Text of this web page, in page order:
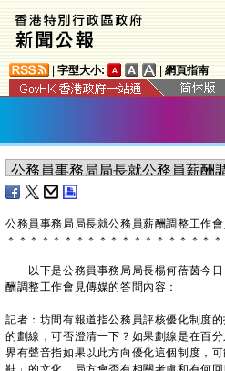
字型大小: 網頁指南
公務員事務局局長就公務員薪酬調整工作會
＊ ＊ ＊ ＊ ＊ ＊ ＊ ＊ ＊ ＊ ＊ ＊ ＊ ＊ ＊ ＊ ＊ ＊ ＊
以下是公務員事務局局長楊何蓓茵今日
酬調整工作會見傳媒的答問內容：
記者：坊間有報道指公務員評核優化制度
的劃線，可否澄清一下？如果劃線是在百
界有聲音指如果以此方向優化這個制度，